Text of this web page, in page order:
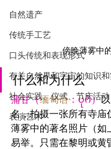
自然遗产
传统手工艺
口头传统和表现形式
有关自然界和宇宙的知识
社会实践、仪式、节庆活动
表演艺术
傍晚薄雾中
什么和为什么
蒲甘（缅甸语：ပုဂံ）
名，拍摄一张所有寺庙
薄雾中的著名照片（如
易举。只需在黎明或黄